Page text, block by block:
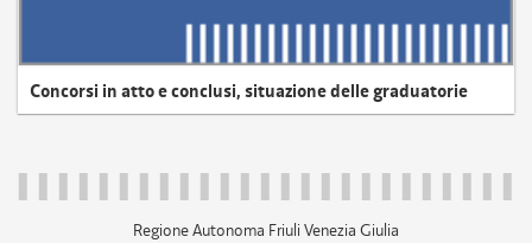
Concorsi in atto e conclusi, situazione delle graduatorie
Regione Autonoma Friuli Venezia Giulia